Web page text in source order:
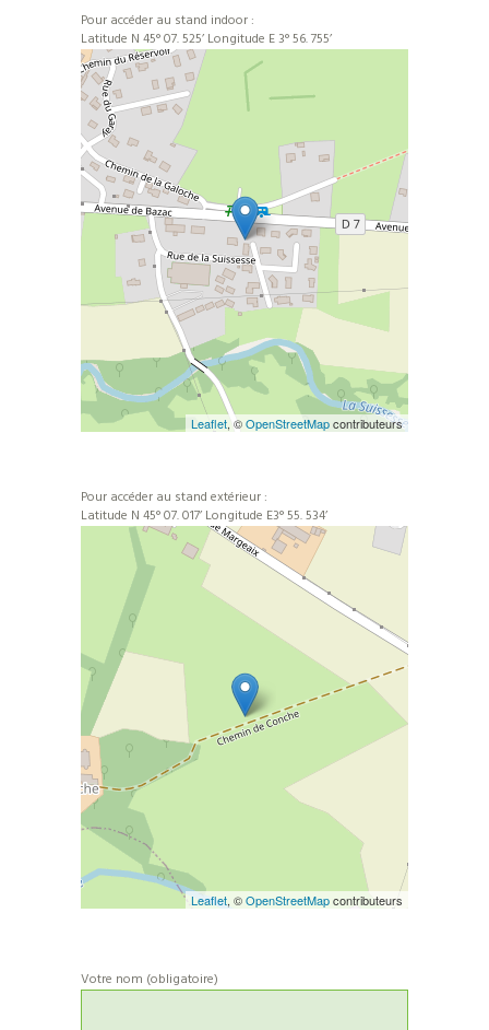
Pour accéder au stand indoor :
Latitude N 45° 07. 525’ Longitude E 3° 56. 755’
Leaflet, ©OpenStreetMapcontributeurs
Pour accéder au stand extérieur :
Latitude N 45° 07. 017’ Longitude E3° 55. 534’
Leaflet, ©OpenStreetMapcontributeurs
Votre nom (obligatoire)